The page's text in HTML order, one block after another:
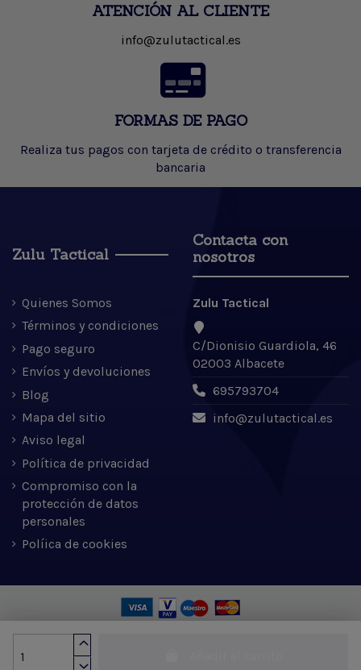
ATENCIÓN AL CLIENTE
info@zulutactical.es
FORMAS DE PAGO
Realiza tus pagos con tarjeta de crédito o transferencia
bancaria
Zulu Tactical
Quienes Somos
Términos y condiciones
Pago seguro
Envíos y devoluciones
Blog
Mapa del sitio
Aviso legal
Política de privacidad
Compromiso con la
protección de datos
personales
Políica de cookies
Contacta con
nosotros
Zulu Tactical
C/Dionisio Guardiola, 46
02003 Albacete
695793704
info@zulutactical.es
Zulu Tactical S.L. © 2022 | Desarrollado por Expertic